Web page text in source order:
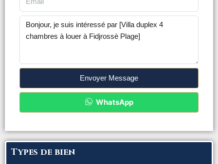
Envoyer Message
WhatsApp
Types de bien